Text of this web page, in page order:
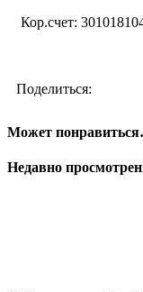
Кор.счет:
Поделиться:
Может
Недавно